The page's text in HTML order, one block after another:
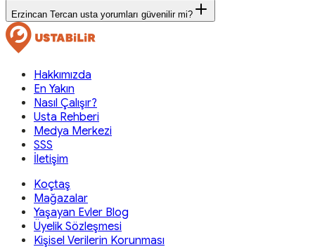
Erzincan Tercan usta yorumları güvenilir mi?
Hakkımızda
En Yakın
Nasıl Çalışır?
Usta Rehberi
Medya Merkezi
SSS
İletişim
Koçtaş
Mağazalar
Yaşayan Evler Blog
Üyelik Sözleşmesi
Kişisel Verilerin Korunması